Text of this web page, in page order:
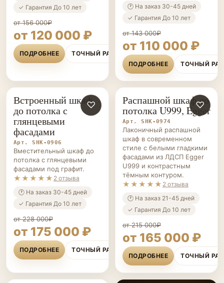
✓ Гарантия До 10 лет
от 156 000₽
от 120 000 ₽
ПОДРОБНЕЕ ТОЧНЫЙ РАСЧЁТ
🕐 На заказ 30-45 дней
✓ Гарантия До 10 лет
от 143 000₽
от 110 000 ₽
ПОДРОБНЕЕ ТОЧНЫЙ
ШКАФЫ НА ЗАКАЗ ♡
Встроенный шкаф
до потолка с
глянцевыми
фасадами
Арт. SHK-0906
Вместительный шкаф до
потолка с глянцевыми
фасадами под графит.
★★★★★ 2 отзыва
🕐 На заказ 30-45 дней
✓ Гарантия До 10 лет
от 228 000₽
от 175 000 ₽
ПОДРОБНЕЕ ТОЧНЫЙ РАСЧЁТ
ШКАФЫ НА ЗАКАЗ ♡
Распашной шкаф до
потолка U999, Egger
Арт. SHK-0974
Лаконичный распашной
шкаф в современном
стиле с белыми гладкими
фасадами из ЛДСП Egger
U999 и контрастным
тёмным контуром.
★★★★★ 2 отзыва
🕐 На заказ 21-45 дней
✓ Гарантия До 10 лет
от 215 000₽
от 165 000 ₽
ПОДРОБНЕЕ ТОЧНЫЙ